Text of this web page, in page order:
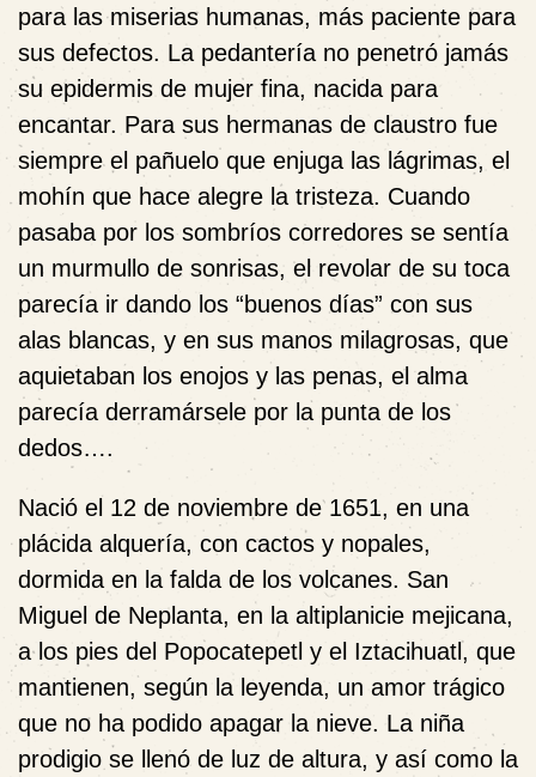
para las miserias humanas, más paciente para
sus defectos. La pedantería no penetró jamás
su epidermis de mujer fina, nacida para
encantar. Para sus hermanas de claustro fue
siempre el pañuelo que enjuga las lágrimas, el
mohín que hace alegre la tristeza. Cuando
pasaba por los sombríos corredores se sentía
un murmullo de sonrisas, el revolar de su toca
parecía ir dando los “buenos días” con sus
alas blancas, y en sus manos milagrosas, que
aquietaban los enojos y las penas, el alma
parecía derramársele por la punta de los
dedos….
Nació el 12 de noviembre de 1651, en una
plácida alquería, con cactos y nopales,
dormida en la falda de los volcanes. San
Miguel de Neplanta, en la altiplanicie mejicana,
a los pies del Popocatepetl y el Iztacihuatl, que
mantienen, según la leyenda, un amor trágico
que no ha podido apagar la nieve. La niña
prodigio se llenó de luz de altura, y así como la